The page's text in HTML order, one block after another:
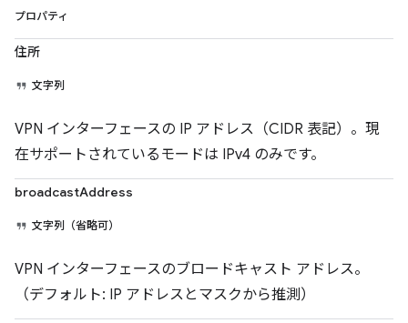
プロパティ
住所
文字列
VPN インターフェースの IP アドレス（CIDR 表記）。現
在サポートされているモードは IPv4 のみです。
broadcastAddress
文字列（省略可）
VPN インターフェースのブロードキャスト アドレス。
（デフォルト: IP アドレスとマスクから推測）